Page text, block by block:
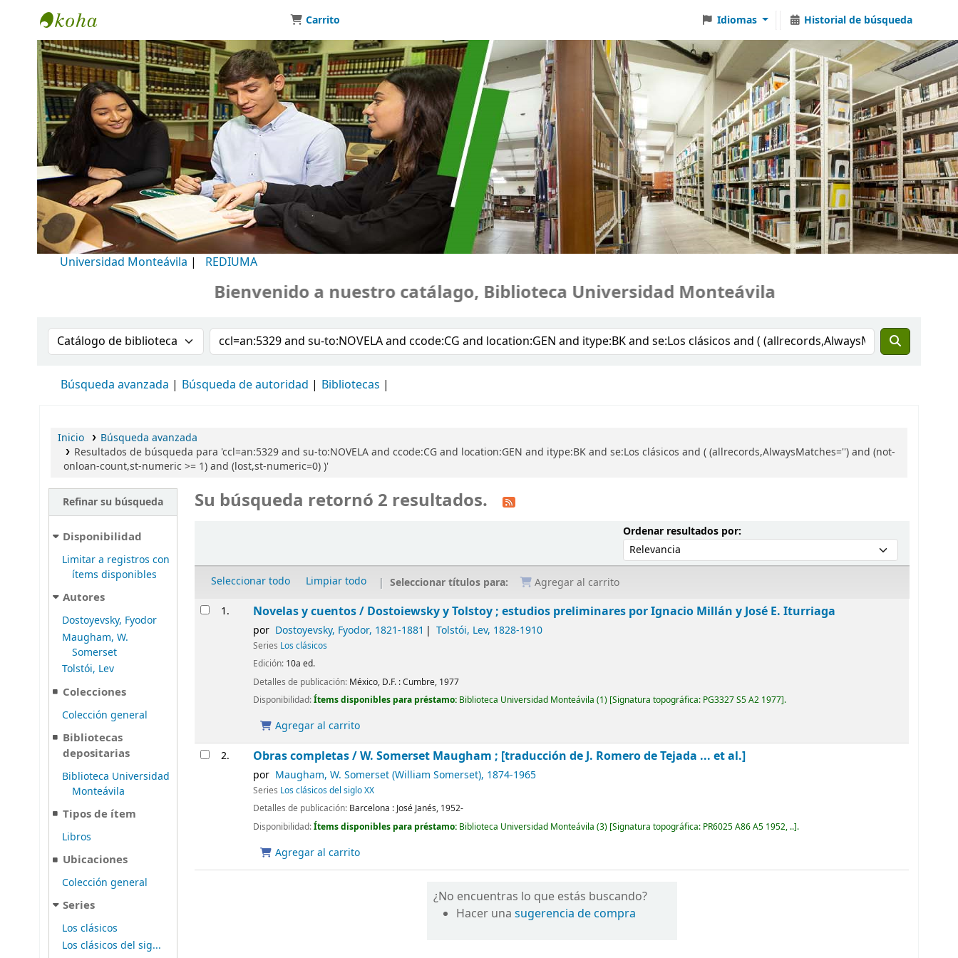
Biblioteca Universidad Monteávila
Carrito Idiomas Historial de búsqueda
Universidad Monteávila | REDIUMA
Bienvenido a nuestro catálago, Biblioteca Universidad Monteávila
Buscar en el catálogo por:Buscar en el catálogo
Búsqueda avanzada Búsqueda de autoridad Bibliotecas
Inicio
Búsqueda avanzada
Resultados de búsqueda para 'ccl=an:5329 and su-to:NOVELA and ccode:CG and location:GEN and itype:BK and se:Los clásicos and ( (allrecords,AlwaysMatches='') and (not-
onloan-count,st-numeric >= 1) and (lost,st-numeric=0) )'
Refinar su búsqueda
Disponibilidad
Limitar a registros con
ítems disponibles
Autores
Dostoyevsky, Fyodor
Maugham, W.
Somerset
Tolstói, Lev
Colecciones
Colección general
Bibliotecas
depositarias
Biblioteca Universidad
Monteávila
Tipos de ítem
Libros
Ubicaciones
Colección general
Series
Los clásicos
Los clásicos del sig...
Su búsqueda retornó 2 resultados.
Ordenar resultados por:Ordenar por:
Seleccionar todo Limpiar todo Seleccionar títulos para: Agregar al carrito
Resultados
1. Novelas y cuentos / Dostoiewsky y Tolstoy ; estudios preliminares por Ignacio Millán y José E. Iturriaga
por Dostoyevsky, Fyodor, 1821-1881 Tolstói, Lev, 1828-1910
Series Los clásicos
Edición: 10a ed.
Detalles de publicación: México, D.F. :Cumbre, 1977
Disponibilidad:Ítems disponibles para préstamo: Biblioteca Universidad Monteávila (1) Signatura topográfica: PG3327 S5 A2 1977 .
Agregar al carrito
2. Obras completas /W. Somerset Maugham ; [traducción de J. Romero de Tejada ... et al.]
por Maugham, W. Somerset (William Somerset), 1874-1965
Series Los clásicos del siglo XX
Detalles de publicación: Barcelona : José Janés, 1952-
Disponibilidad:Ítems disponibles para préstamo: Biblioteca Universidad Monteávila (3) Signatura topográfica: PR6025 A86 A5 1952, .. .
Agregar al carrito
¿No encuentras lo que estás buscando?
Hacer unasugerencia de compra